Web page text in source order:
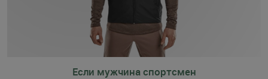
Если мужчина спортсмен